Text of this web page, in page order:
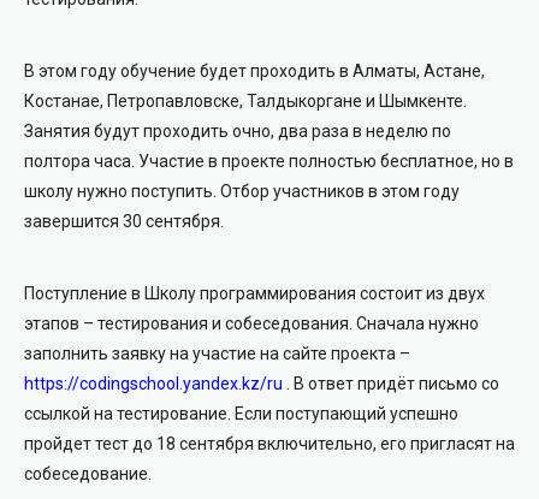
В этом году обучение будет проходить в Алматы, Астане,
Костанае, Петропавловске, Талдыкоргане и Шымкенте.
Занятия будут проходить очно, два раза в неделю по
полтора часа. Участие в проекте полностью бесплатное, но в
школу нужно поступить. Отбор участников в этом году
завершится 30 сентября.
Поступление в Школу программирования состоит из двух
этапов – тестирования и собеседования. Сначала нужно
заполнить заявку на участие на сайте проекта –
https://codingschool.yandex.kz/ru . В ответ придёт письмо со
ссылкой на тестирование. Если поступающий успешно
пройдет тест до 18 сентября включительно, его пригласят на
собеседование.